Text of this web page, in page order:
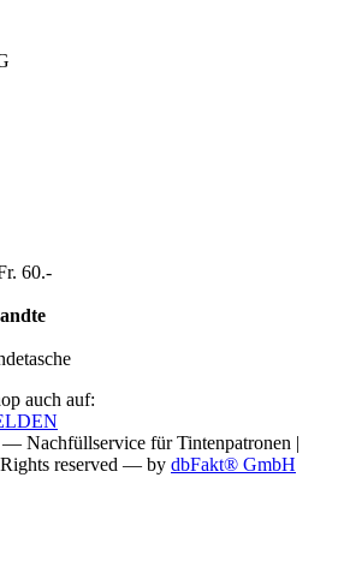
60.-
auch auf:
— Nachfüllservice fürTintenpatronen |
reserved — by dbFakt® GmbH